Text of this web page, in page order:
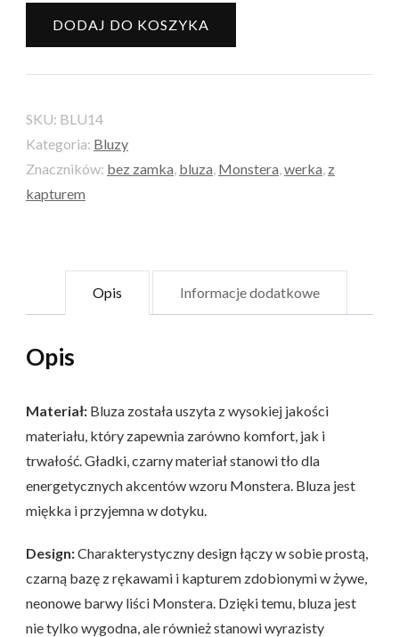
Werka
M
-
Neon
-
DODAJ DO KOSZYKA
SKU: BLU14
Kategoria: Bluzy
Znaczników: bez zamka bluza Monstera werka z
kapturem
Opis Informacje dodatkowe
Opis
Materiał: Bluza została uszyta z wysokiej jakości
materiału, który zapewnia zarówno komfort, jak i
trwałość. Gładki, czarny materiał stanowi tło dla
energetycznych akcentów wzoru Monstera. Bluza jest
miękka i przyjemna w dotyku.
Design:Charakterystyczny design łączy w sobie prostą,
czarną bazę z rękawami i kapturem zdobionymi w żywe,
neonowe barwy liści Monstera. Dzięki temu, bluza jest
nie tylko wygodna, ale również stanowi wyrazisty